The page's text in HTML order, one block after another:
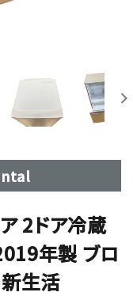
2ドア冷蔵
年製 ブロ
生活